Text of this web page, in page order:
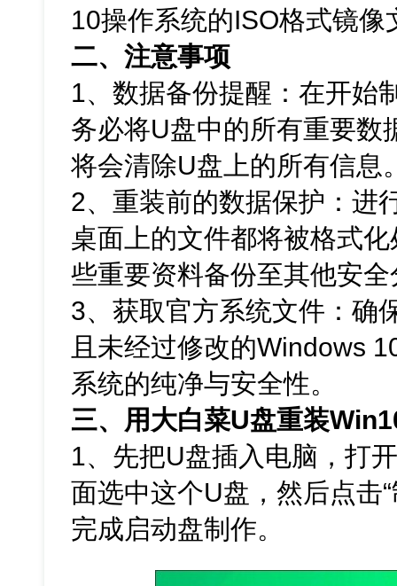
10操作系统的ISO格式镜像
二、注意事项
1、数据备份提醒：在开始
务必将U盘中的所有重要数
将会清除U盘上的所有信息
2、重装前的数据保护：进
桌面上的文件都将被格式
些重要资料备份至其他安
3、获取官方系统文件：确
且未经过修改的Windows
系统的纯净与安全性。
三、用大白菜U盘重装
1、先把U盘插入电脑，打
面选中这个U盘，然后点击
完成启动盘制作。